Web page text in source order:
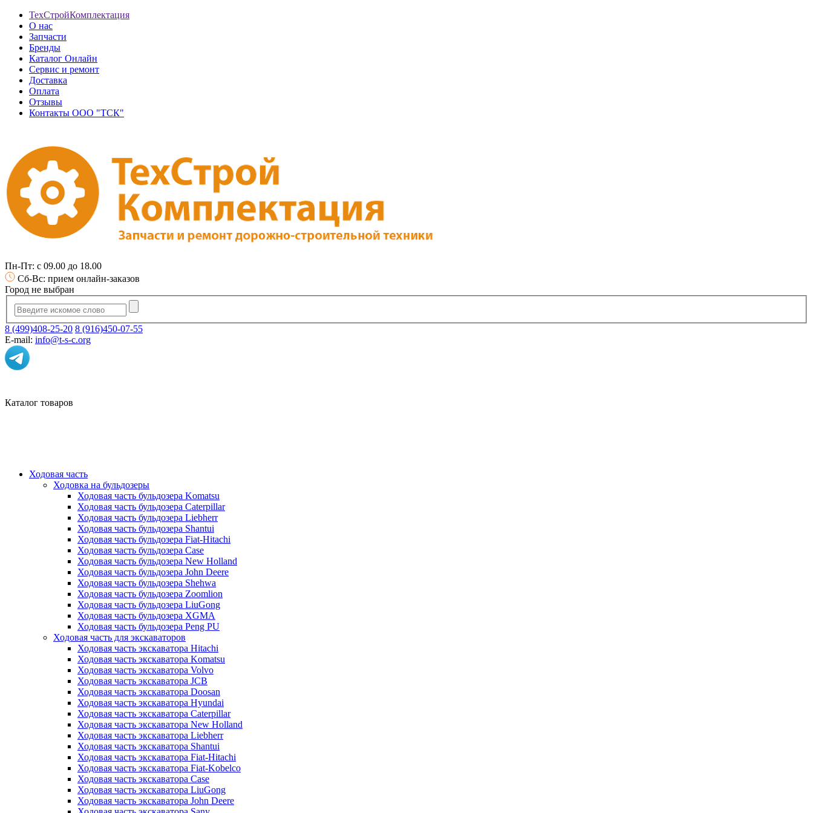
ТехСтройКомплектация
О нас
Запчасти
Бренды
Каталог Онлайн
Сервис и ремонт
Доставка
Оплата
Отзывы
Контакты ООО "ТСК"
Пн-Пт: с 09.00 до 18.00
Сб-Вс: прием онлайн-заказов
Город не выбран
8 (499)408-25-20 8 (916)450-07-55
E-mail: info@t-s-c.org
Каталог товаров
Ходовая часть
Ходовка на бульдозеры
Ходовая часть бульдозера Komatsu
Ходовая часть бульдозера Caterpillar
Ходовая часть бульдозера Liebherr
Ходовая часть бульдозера Shantui
Ходовая часть бульдозера Fiat-Hitachi
Ходовая часть бульдозера Case
Ходовая часть бульдозера New Holland
Ходовая часть бульдозера John Deere
Ходовая часть бульдозера Shehwa
Ходовая часть бульдозера Zoomlion
Ходовая часть бульдозера LiuGong
Ходовая часть бульдозера XGMA
Ходовая часть бульдозера Peng PU
Ходовая часть для экскаваторов
Ходовая часть экскаватора Hitachi
Ходовая часть экскаватора Komatsu
Ходовая часть экскаватора Volvo
Ходовая часть экскаватора JCB
Ходовая часть экскаватора Doosan
Ходовая часть экскаватора Hyundai
Ходовая часть экскаватора Caterpillar
Ходовая часть экскаватора New Holland
Ходовая часть экскаватора Liebherr
Ходовая часть экскаватора Shantui
Ходовая часть экскаватора Fiat-Hitachi
Ходовая часть экскаватора Fiat-Kobelco
Ходовая часть экскаватора Case
Ходовая часть экскаватора LiuGong
Ходовая часть экскаватора John Deere